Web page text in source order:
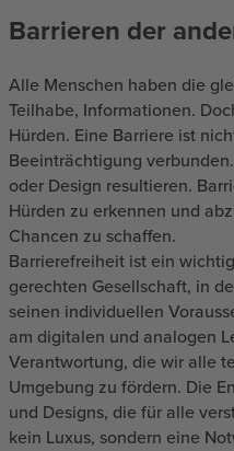
Barrieren der
Alle Menschen haben die
Teilhabe, Informationen.
Hürden. Eine Barriere ist
Beeinträchtigung
oder Design resultieren.
Hürden zu erkennen und
Chancen zu schaffen.
Barrierefreiheit ist ein
gerechten Gesellschaft, in
seinen individuellen
am digitalen und analogen
Verantwortung, die wir alle
Umgebung zu fördern. Die
und Designs, die für alle
kein Luxus, sondern eine